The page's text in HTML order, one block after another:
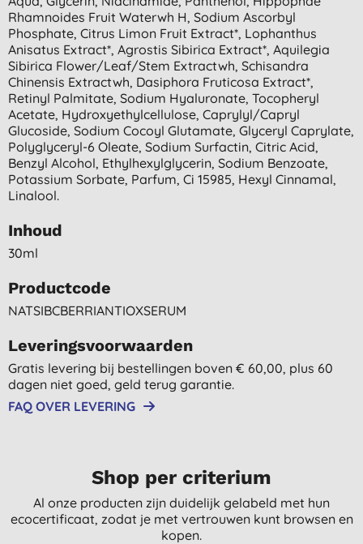
Rhamnoides Fruit Waterwh H, Sodium Ascorbyl
Phosphate, Citrus Limon Fruit Extract*, Lophanthus
Anisatus Extract*, Agrostis Sibirica Extract*, Aquilegia
Sibirica Flower/leaf/stem Extractwh, Schisandra
Chinensis Extractwh, Dasiphora Fruticosa Extract*,
Retinyl Palmitate, Sodium Hyaluronate, Tocopheryl
Acetate, Hydroxyethylcellulose, Caprylyl/capryl
Glucoside, Sodium Cocoyl Glutamate, Glyceryl Caprylate,
Polyglyceryl-6 Oleate, Sodium Surfactin, Citric Acid,
Benzyl Alcohol, Ethylhexylglycerin, Sodium Benzoate,
Potassium Sorbate, Parfum, Ci 15985, Hexyl Cinnamal,
Linalool.
Inhoud
30ml
Productcode
NATSIBCBERRIANTIOXSERUM
Leveringsvoorwaarden
Gratis levering bij bestellingen boven € 60,00, plus 60
dagen niet goed, geld terug garantie.
FAQ OVER LEVERING
Shop per criterium
Al onze producten zijn duidelijk gelabeld met hun
ecocertificaat, zodat je met vertrouwen kunt browsen en
kopen.